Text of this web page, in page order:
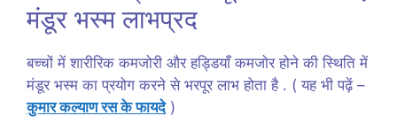
मंडूर भस्म लाभप्रद
बच्चों में शारीरिक कमजोरी और हड्डियाँ कमजोर होने की स्थिति में
मंडूर भस्म का प्रयोग करने से भरपूर लाभ होता है . ( यह भी पढ़ें –
कुमार कल्याण रस के फायदे)